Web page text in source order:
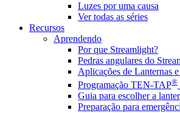
Luzes por uma causa
Ver todas as séries
Recursos
Aprendendo
Por que Streamlight?
Pedras angulares do
Aplicações de Lanternas
Programação TEN-TAP®
Guia para escolher a
Preparação para